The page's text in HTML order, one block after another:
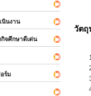
นงาน
จศึกษาดีเด่น
ร์ม
วัตถุ